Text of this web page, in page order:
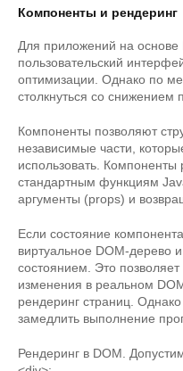
Компоненты и рендеринг
Для приложений на
пользовательский
оптимизации. Однако по
столкнуться со снижением
Компоненты позволяют
независимые части,
использовать. Компоненты
стандартным функциям
аргументы (props) и
Если состояние
виртуальное DOM-дерево
состоянием. Это
изменения в реальном
рендеринг страниц.
замедлить выполнение
Рендеринг в DOM.